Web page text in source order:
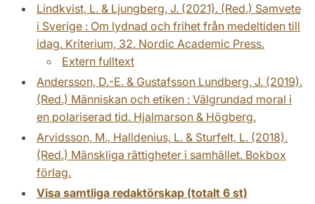
Lindkvist, L. & Ljungberg, J. (2021). (Red.) Samvete
i Sverige : Om lydnad och frihet från medeltiden till
idag. Kriterium, 32. Nordic Academic Press.
Extern fulltext
Andersson, D.-E. & Gustafsson Lundberg, J. (2019).
(Red.) Människan och etiken : Välgrundad moral i
en polariserad tid. Hjalmarson & Högberg.
Arvidsson, M., Halldenius, L. & Sturfelt, L. (2018).
(Red.) Mänskliga rättigheter i samhället. Bokbox
förlag.
Visa samtliga redaktörskap (totalt 6 st)